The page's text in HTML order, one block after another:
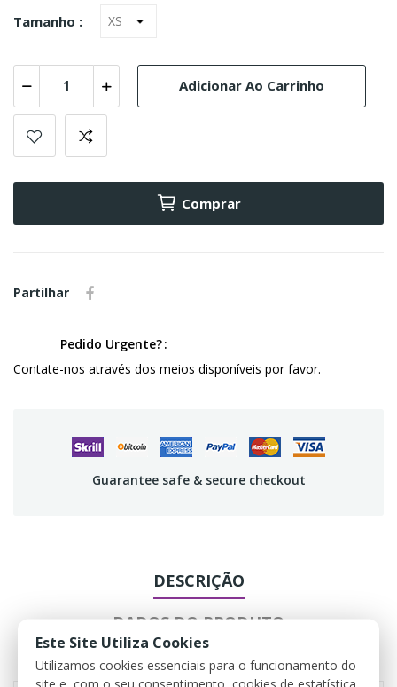
Tamanho :
Adicionar Ao Carrinho
Comprar
Partilhar
Pedido Urgente?
Contate-nos através dos meios disponíveis por favor.
Guarantee safe & secure checkout
DESCRIÇÃO
DADOS DO PRODUTO
COMENTÁRIOS
Este Site Utiliza Cookies
Utilizamos cookies essenciais para o funcionamento do
site e, com o seu consentimento, cookies de estatística